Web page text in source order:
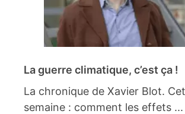
La guerre climatique, c’est ça !
La chronique de Xavier Blot.
semaine : comment les effets ...